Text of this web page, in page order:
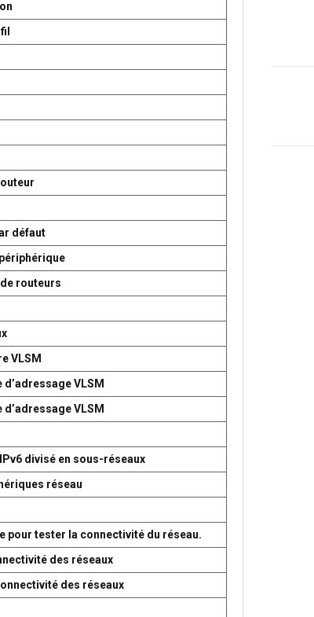
défaut
routeurs
VLSM
VLSM
VLSM
divisé en sous-réseaux
réseau
pour tester la connectivité du réseau.
des réseaux
des réseaux